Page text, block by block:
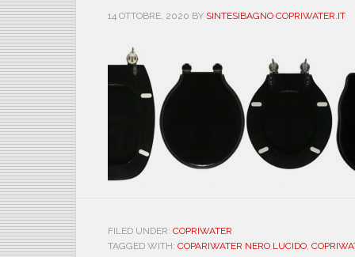
14 OTTOBRE, 2020 BY SINTESIBAGNO COPRIWATER.IT
FILED UNDER: COPRIWATER
TAGGED WITH: COPARIWATER NERO LUCIDO,